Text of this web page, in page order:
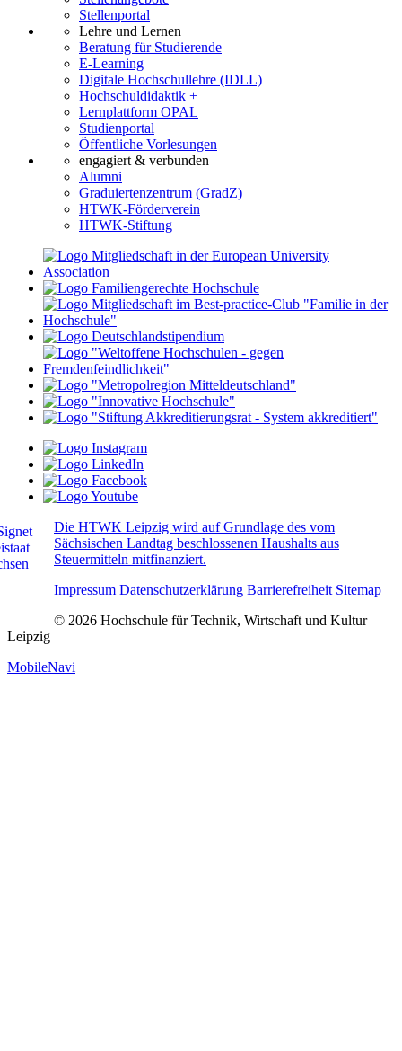
Stellenportal
Lehre und Lernen
Beratung für Studierende
E-Learning
Digitale Hochschullehre (IDLL)
Hochschuldidaktik +
Lernplattform OPAL
Studienportal
Öffentliche Vorlesungen
engagiert & verbunden
Alumni
Graduiertenzentrum (GradZ)
HTWK-Förderverein
HTWK-Stiftung
Die HTWK Leipzig wird auf Grundlage des vom
Sächsischen Landtag beschlossenen Haushalts aus
Steuermitteln mitfinanziert.
Impressum Datenschutzerklärung Barrierefreiheit Sitemap
© 2026 Hochschule für Technik, Wirtschaft und Kultur
Leipzig
MobileNavi